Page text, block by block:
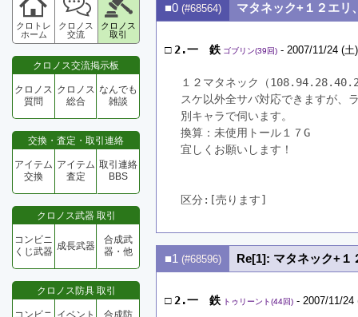
クロトレ
ホーム
クロノス
交流
クロノス
取引
クロノス交流掲示板
クロノス
質問
クロノス
総合
なんでも
雑談
交換・査定・取引連絡
アイテム
交換
アイテム
査定
取引連絡
BBS
クロノス武器 取引
コンビニ
くじ武器 成長武器
合成武
器・他
クロノス防具 取引
コンビニ イベント
合成防
■0 (#68564) マタネック+１２エリ
□ 2.一 鉄 ゴブリン(39回) - 2007/11/24 (
１２マタネック（
スケ以外全サバ対応できますが、
別キャラで伺います。
換算：未使用トール１７G
宜しくお願いします！
区分:[売ります]
■1 (#68596) Re[1]: マタネック+１
□ 2.一 鉄 トゥリーント(44回) - 2007/11/